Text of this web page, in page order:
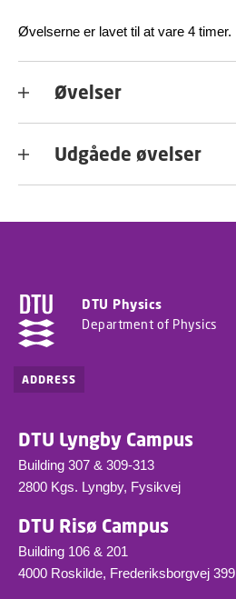
Øvelserne er lavet til at vare 4 timer.
Øvelser
Udgåede øvelser
DTU Physics
Department of Physics
ADDRESS
DTU Lyngby Campus
Building 307 & 309-313
2800 Kgs. Lyngby, Fysikvej
DTU Risø Campus
Building 106 & 201
4000 Roskilde, Frederiksborgvej 399